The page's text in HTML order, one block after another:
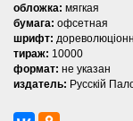
обложка: мягкая
бумага: офсетная
шрифт:
тираж: 10000
формат: не указан
издатель: Русскiй